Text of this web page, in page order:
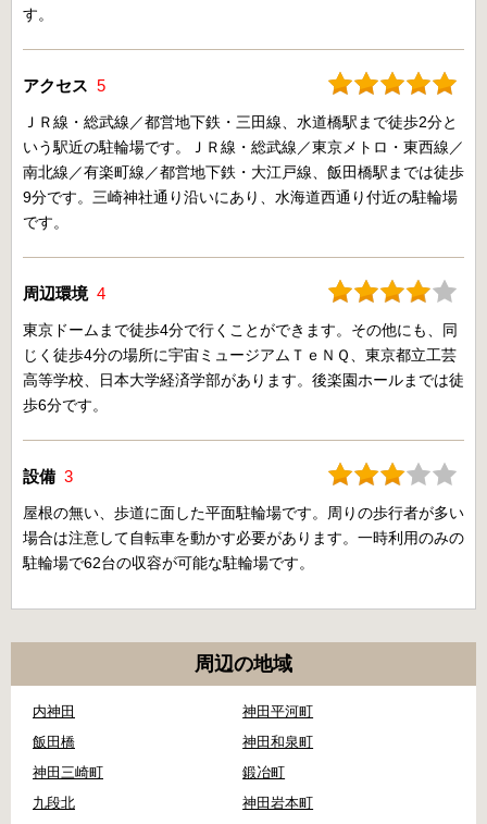
す。
アクセス 5
ＪＲ線・総武線／都営地下鉄・三田線、水道橋駅まで徒歩2分と
いう駅近の駐輪場です。ＪＲ線・総武線／東京メトロ・東西線／
南北線／有楽町線／都営地下鉄・大江戸線、飯田橋駅までは徒歩
9分です。三崎神社通り沿いにあり、水海道西通り付近の駐輪場
です。
周辺環境 4
東京ドームまで徒歩4分で行くことができます。その他にも、同
じく徒歩4分の場所に宇宙ミュージアムＴｅＮＱ、東京都立工芸
高等学校、日本大学経済学部があります。後楽園ホールまでは徒
歩6分です。
設備 3
屋根の無い、歩道に面した平面駐輪場です。周りの歩行者が多い
場合は注意して自転車を動かす必要があります。一時利用のみの
駐輪場で62台の収容が可能な駐輪場です。
周辺の地域
内神田
神田平河町
飯田橋
神田和泉町
神田三崎町
鍛冶町
九段北
神田岩本町